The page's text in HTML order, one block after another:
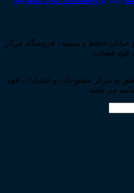
خیابان حافظ و سمیه ، فروشگاه مرکز
قوه قضاییه
به مرکز مطبوعات و انتشارات قوه
می باشد .